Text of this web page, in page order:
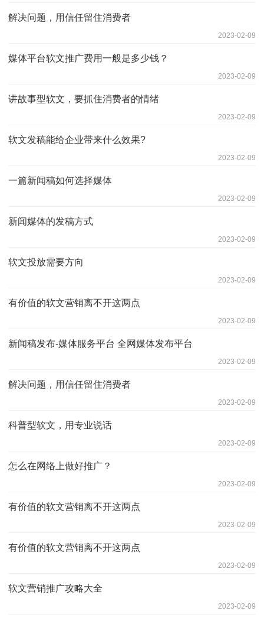
解决问题，用信任留住消费者
2023-02-09
媒体平台软文推广费用一般是多少钱？
2023-02-09
讲故事型软文，要抓住消费者的情绪
2023-02-09
软文发稿能给企业带来什么效果?
2023-02-09
一篇新闻稿如何选择媒体
2023-02-09
新闻媒体的发稿方式
2023-02-09
软文投放需要方向
2023-02-09
有价值的软文营销离不开这两点
2023-02-09
新闻稿发布-媒体服务平台 全网媒体发布平台
2023-02-09
解决问题，用信任留住消费者
2023-02-09
科普型软文，用专业说话
2023-02-09
怎么在网络上做好推广？
2023-02-09
有价值的软文营销离不开这两点
2023-02-09
有价值的软文营销离不开这两点
2023-02-09
软文营销推广攻略大全
2023-02-09